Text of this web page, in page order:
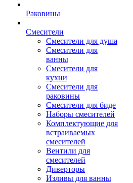
Раковины
Смесители
Смесители для душа
Смесители для
ванны
Смесители для
кухни
Смесители для
раковины
Смесители для биде
Наборы смесителей
Комплектующие для
встраиваемых
смесителей
Вентили для
смесителей
Диверторы
Изливы для ванны